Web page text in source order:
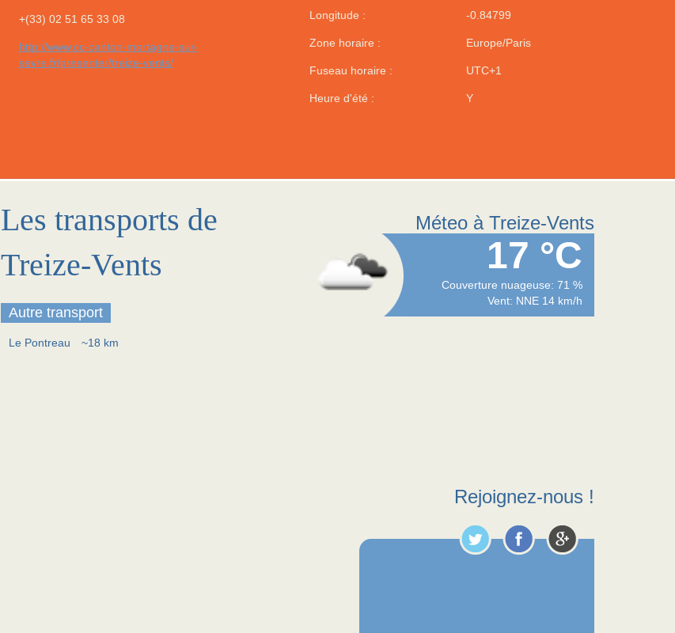
+(33) 02 51 65 33 08
http://www.cc-canton-mortagne-sur-
sevre.fr/presenter/treize-vents/
Longitude : -0.84799
Zone horaire : Europe/Paris
Fuseau horaire : UTC+1
Heure d'été : Y
Les transports de
Treize-Vents
Autre transport
Le Pontreau ~18 km
Méteo à Treize-Vents
17 °C
Couverture nuageuse: 71 %
Vent: NNE 14 km/h
Rejoignez-nous !